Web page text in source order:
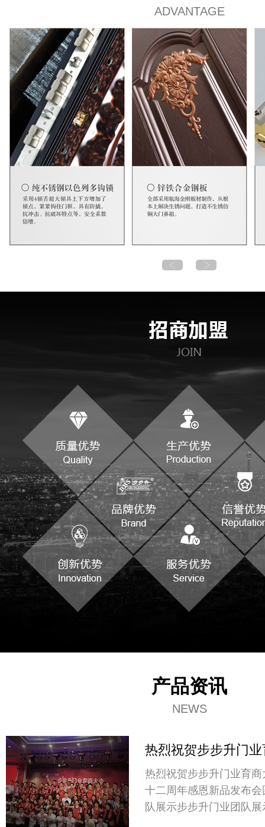
ADVANTAGE
产品资讯
NEWS
热烈祝贺步步升门
热烈祝贺步步升门业育
十二周年感恩新品发布
队展示步步升门业团队